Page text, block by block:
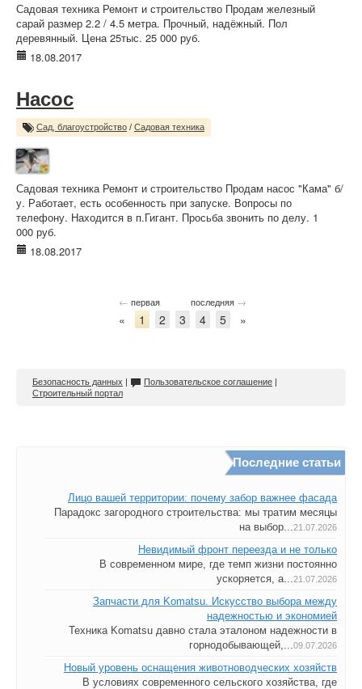
Садовая техника Ремонт и строительство Продам железный
сарай размер 2.2 / 4.5 метра. Прочный, надёжный. Пол
деревянный. Цена 25тыс. 25 000 руб.
18.08.2017
Насос
Сад, благоустройство / Садовая техника
Садовая техника Ремонт и строительство Продам насос "Кама" б/
у. Работает, есть особенность при запуске. Вопросы по
телефону. Находится в п.Гигант. Просьба звонить по делу. 1
000 руб.
18.08.2017
← первая последняя →
« 1 2 3 4 5 »
Безопасность данных | Пользовательское соглашение |
Строительный портал
Последние статьи
Лицо вашей территории: почему забор важнее фасада
Парадокс загородного строительства: мы тратим месяцы
на выбор...21.07.2026
Невидимый фронт переезда и не только
В современном мире, где темп жизни постоянно
ускоряется, а...21.07.2026
Запчасти для Komatsu. Искусство выбора между
надежностью и экономией
Техника Komatsu давно стала эталоном надежности в
горнодобывающей,...09.07.2026
Новый уровень оснащения животноводческих хозяйств
В условиях современного сельского хозяйства, где